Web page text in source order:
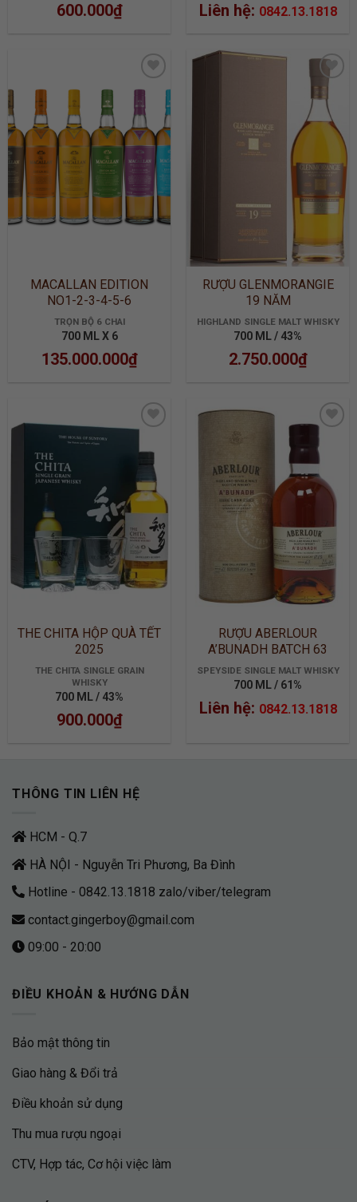
600.000₫ Liên hệ: 0842.13.1818
ADD TO
WISHLIST
MACALLAN EDITION
NO1-2-3-4-5-6
TRỌN BỘ 6 CHAI
700 ML X 6
135.000.000₫
ADD TO
WISHLIST
RƯỢU GLENMORANGIE
19 NĂM
HIGHLAND SINGLE MALT WHISKY
700 ML / 43%
2.750.000₫
WISHLIST
THE CHITA HỘP QUÀ TẾT
2025
THE CHITA SINGLE GRAIN
WHISKY
700 ML / 43%
900.000₫
ADD TO
WISHLIST
RƯỢU ABERLOUR
A’BUNADH BATCH 63
SPEYSIDE SINGLE MALT WHISKY
700 ML / 61%
Liên hệ: 0842.13.1818
THÔNG TIN LIÊN HỆ
HCM - Q.7
HÀ NỘI - Nguyễn Tri Phương, Ba Đình
Hotline - 0842.13.1818 zalo/viber/telegram
contact.gingerboy@gmail.com
09:00 - 20:00
ĐIỀU KHOẢN & HƯỚNG DẪN
Bảo mật thông tin
Giao hàng & Đổi trả
Điều khoản sử dụng
Thu mua rượu ngoại
CTV, Hợp tác, Cơ hội việc làm